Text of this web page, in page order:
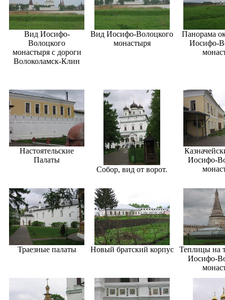
Вид Иосифо-
Волоцкого
монастыря с дороги
Волоколамск-Клин
Вид Иосифо-Волоцкого
монастыря
Панорама
Иосифо-
Настоятельские
Палаты
Собор, вид от ворот.
Иосифо-
Траезные палаты Новый братский корпус
Теплицы на
Иосифо-